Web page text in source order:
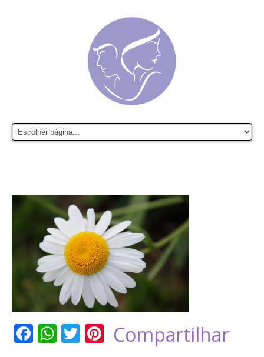
F W T Pi
Compartilhar